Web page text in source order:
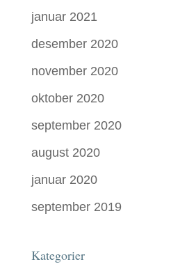
januar 2021
desember 2020
november 2020
oktober 2020
september 2020
august 2020
januar 2020
september 2019
Kategorier